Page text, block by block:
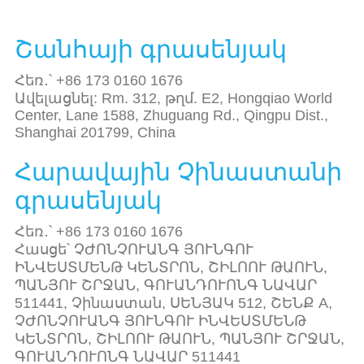
Շանհայի գրասենյակ
Հեռ․՝ +86 173 0160 1676
Ավելացնել: Rm. 312, թղմ. E2, Hongqiao World
Center, Lane 1588, Zhuguang Rd., Qingpu Dist.,
Shanghai 201799, China
Հարավային Չինաստանի
գրասենյակ
Հեռ․՝ +86 173 0160 1676
Հասցե՝ ՉԺՈՆՉՈՒԱՆԳ ՅՈՒՆԳՈՒ
ԻՆՎԵՍՏՄԵՆԹ ԿԵՆՏՐՈՆ, ՇԻԼՈՈՒ ԹԱՈՒՆ,
ՊԱՆՅՈՒ ՇՐՋԱՆ, ԳՈՒԱՆԴՈՒՈՆԳ ՆԱՎԱՐ
511441, Չինաստան, ՍԵՆՅԱԿ 512, ՇԵՆՔ A,
ՉԺՈՆՉՈՒԱՆԳ ՅՈՒՆԳՈՒ ԻՆՎԵՍՏՄԵՆԹ
ԿԵՆՏՐՈՆ, ՇԻԼՈՈՒ ԹԱՈՒՆ, ՊԱՆՅՈՒ ՇՐՋԱՆ,
ԳՈՒԱՆԴՈՒՈՆԳ ՆԱՎԱՐ 511441